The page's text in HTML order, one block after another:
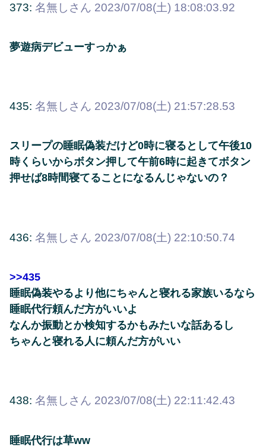
373: 名無しさん 2023/07/08(土) 18:08:03.92
夢遊病デビューすっかぁ
435: 名無しさん 2023/07/08(土) 21:57:28.53
スリープの睡眠偽装だけど0時に寝るとして午後10
時くらいからボタン押して午前6時に起きてボタン
押せば8時間寝てることになるんじゃないの？
436: 名無しさん 2023/07/08(土) 22:10:50.74
>>435
睡眠偽装やるより他にちゃんと寝れる家族いるなら
睡眠代行頼んだ方がいいよ
なんか振動とか検知するかもみたいな話あるし
ちゃんと寝れる人に頼んだ方がいい
438: 名無しさん 2023/07/08(土) 22:11:42.43
睡眠代行は草ww